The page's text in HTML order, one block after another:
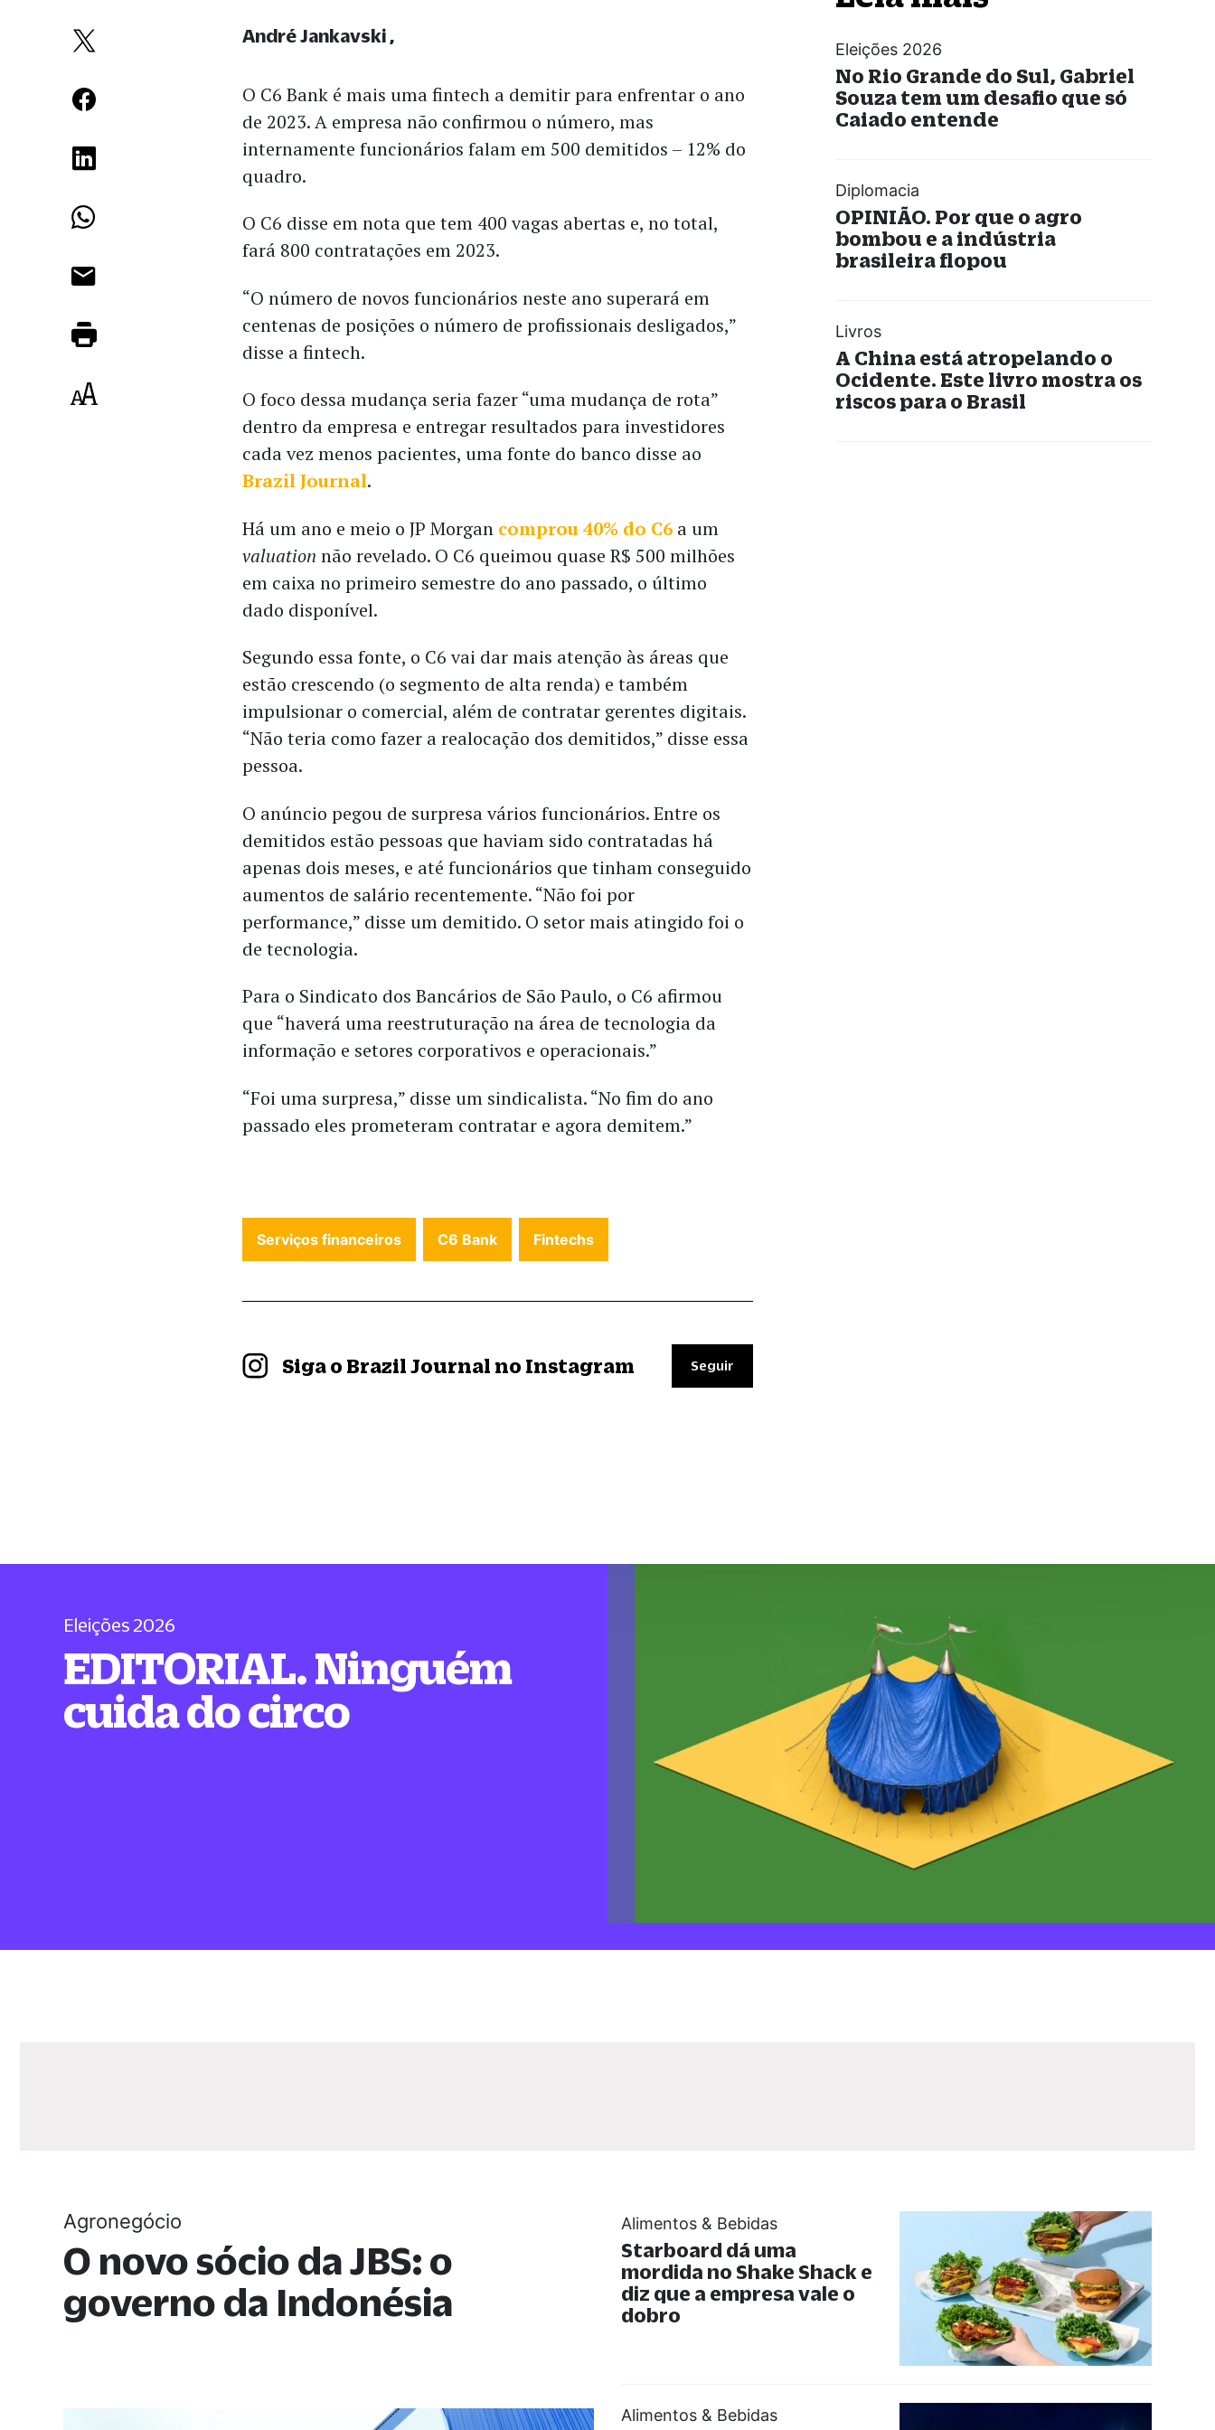
O C6 Bank é mais uma fintech a demitir para enfrentar o ano
de 2023. A empresa não confirmou o número, mas
internamente funcionários falam em 500 demitidos – 12% do
quadro.
O C6 disse em nota que tem 400 vagas abertas e, no total,
fará 800 contratações em 2023.
“O número de novos funcionários neste ano superará em
centenas de posições o número de profissionais desligados,”
disse a fintech.
O foco dessa mudança seria fazer “uma mudança de rota”
dentro da empresa e entregar resultados para investidores
cada vez menos pacientes, uma fonte do banco disse ao
Brazil Journal.
Há um ano e meio o JP Morgan comprou 40% do C6 a um
valuation não revelado. O C6 queimou quase R$ 500 milhões
em caixa no primeiro semestre do ano passado, o último
dado disponível.
Segundo essa fonte, o C6 vai dar mais atenção às áreas que
estão crescendo (o segmento de alta renda) e também
impulsionar o comercial, além de contratar gerentes digitais.
“Não teria como fazer a realocação dos demitidos,” disse essa
pessoa.
O anúncio pegou de surpresa vários funcionários. Entre os
demitidos estão pessoas que haviam sido contratadas há
apenas dois meses, e até funcionários que tinham conseguido
aumentos de salário recentemente. “Não foi por
performance,” disse um demitido. O setor mais atingido foi o
de tecnologia.
Para o Sindicato dos Bancários de São Paulo, o C6 afirmou
que “haverá uma reestruturação na área de tecnologia da
informação e setores corporativos e operacionais.”
“Foi uma surpresa,” disse um sindicalista. “No fim do ano
passado eles prometeram contratar e agora demitem.”
André Jankavski
Serviços financeiros C6 Bank Fintechs
Siga o Brazil Journal no Instagram Seguir
Eleições 2026
No Rio Grande do Sul, Gabriel
Souza tem um desafio que só
Caiado entende
Diplomacia
OPINIÃO. Por que o agro
bombou e a indústria
brasileira flopou
Livros
A China está atropelando o
Ocidente. Este livro mostra os
riscos para o Brasil
Eleições 2026
EDITORIAL. Ninguém
cuida do circo
Agronegócio
O novo sócio da JBS: o
governo da Indonésia
Alimentos & Bebidas
Starboard dá uma
mordida no Shake Shack e
diz que a empresa vale o
dobro
Alimentos & Bebidas